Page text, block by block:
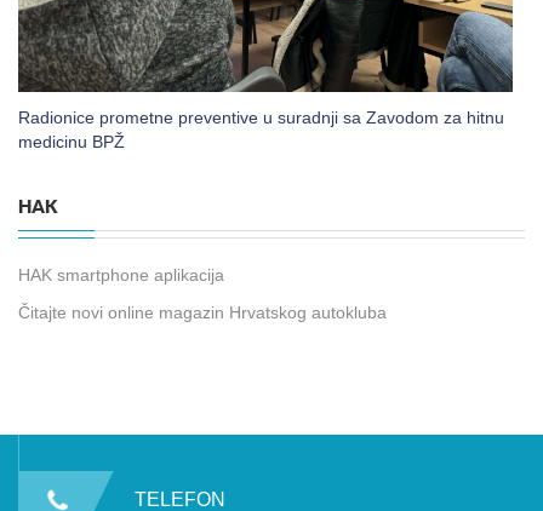
Radionice prometne preventive u suradnji sa Zavodom za hitnu
medicinu BPŽ
HAK
HAK smartphone aplikacija
Čitajte novi online magazin Hrvatskog autokluba
TELEFON